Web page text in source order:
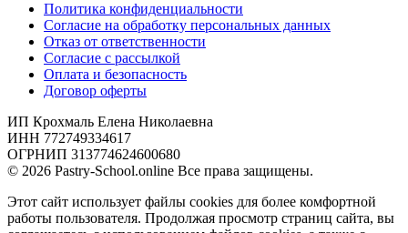
Политика конфиденциальности
Согласие на обработку персональных данных
Отказ от ответственности
Согласие с рассылкой
Оплата и безопасность
Договор оферты
ИП Крохмаль Елена Николаевна
ИНН 772749334617
ОГРНИП 313774624600680
© 2026 Pastry-School.online Все права защищены.
Этот сайт использует файлы cookies для более комфортной
работы пользователя. Продолжая просмотр страниц сайта, вы